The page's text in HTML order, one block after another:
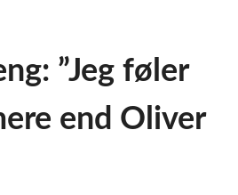
”Jeg føler
end Oliver